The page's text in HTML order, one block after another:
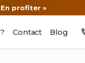
En profiter »
Contact Blog